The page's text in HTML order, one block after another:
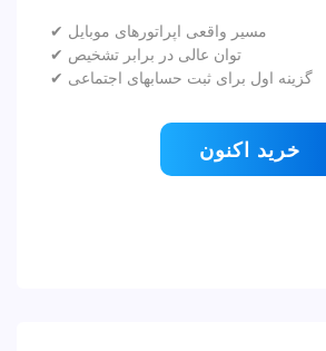
✔ مسیر واقعی اپراتورهای موبایل
✔ توان عالی در برابر تشخیص
✔ گزینه اول برای ثبت حسابهای اجتماعی
خرید اکنون